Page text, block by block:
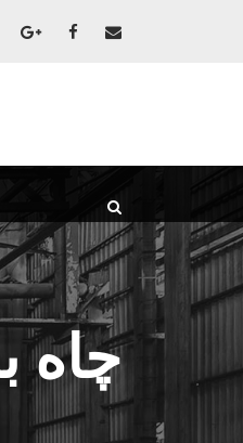
چاه